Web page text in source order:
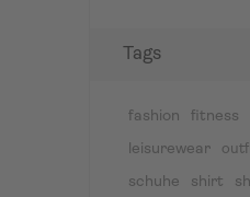
Tags
fashion fitness
leisurewear
schuhe
shirt